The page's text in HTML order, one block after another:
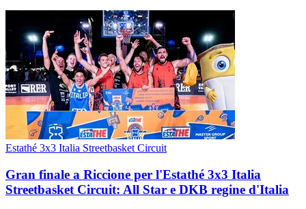
Estathé 3x3 Italia Streetbasket Circuit
Gran finale a Riccione per l'Estathé 3x3 Italia
Streetbasket Circuit: All Star e DKB regine d'Italia